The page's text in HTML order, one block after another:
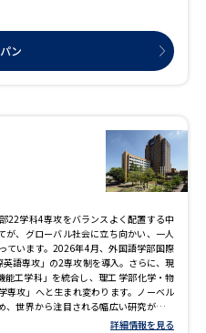
ン
22学科4専攻をバランスよく配置する中
が、グローバル社会に立ち向かい、一人
ています。2026年4月、外国語学部国際
語専攻」の2専攻制を導入。さらに、現
工学科」を統合し、理工 学部化学・物
専攻」へと生まれ変わります。ノーベル
世界から注目される幅広い研究が盛ん
＆資格をトータルでサポートすることに
詳細情報を見る